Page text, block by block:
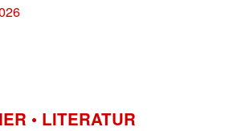
• LITERATUR